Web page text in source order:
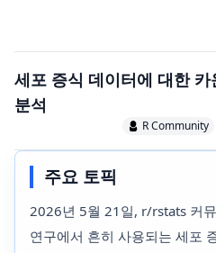
세포 증식 데이터에 대한
분석
R Community
주요 토픽
2026년 5월 21일, r/rstats 커
연구에서 흔히 사용되는 세포